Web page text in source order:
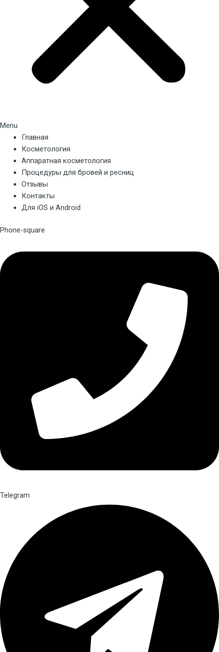
Menu
Главная
Косметология
Аппаратная косметология
Процедуры для бровей и ресниц
Отзывы
Контакты
Для iOS и Android
Phone-square
Telegram